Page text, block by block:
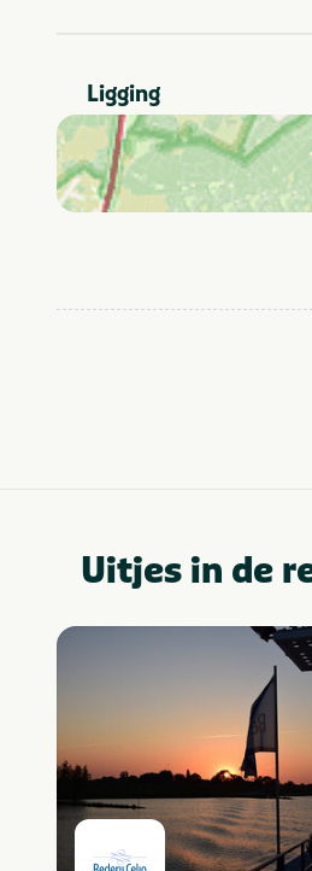
Type verblijf
In de buurt
Ligging
Uitjes in de